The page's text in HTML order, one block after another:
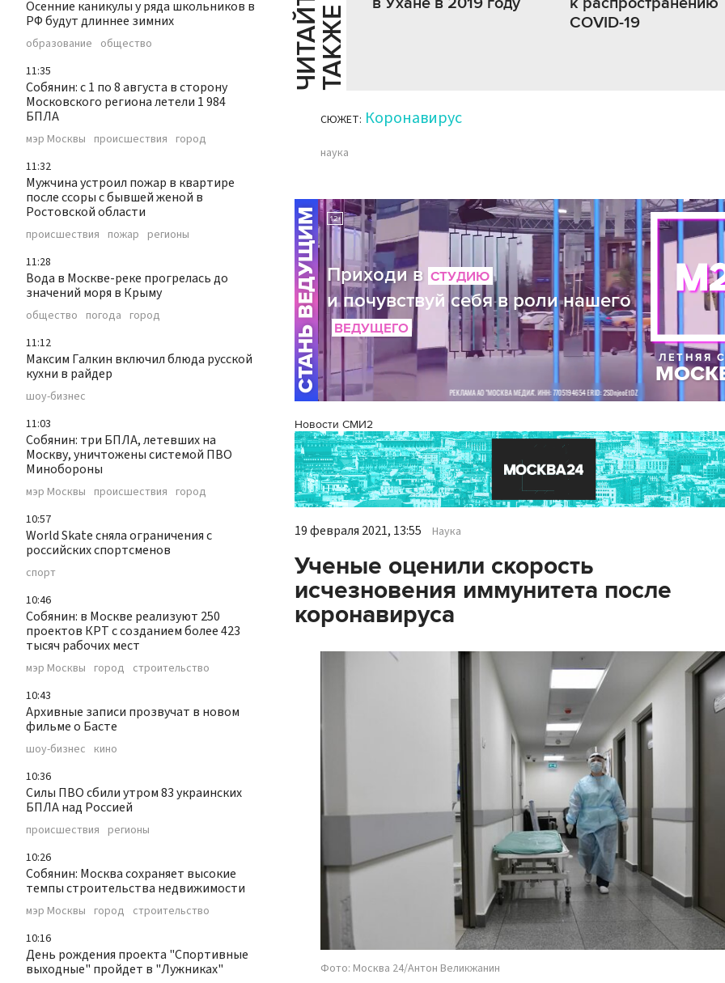
Осенние каникулы у ряда школьников в
РФ будут длиннее зимних
образование общество
11:35
Собянин: с 1 по 8 августа в сторону
Московского региона летели 1 984
БПЛА
мэр Москвы происшествия город
11:32
Мужчина устроил пожар в квартире
после ссоры с бывшей женой в
Ростовской области
происшествия пожар регионы
11:28
Вода в Москве-реке прогрелась до
значений моря в Крыму
общество погода город
11:12
Максим Галкин включил блюда русской
кухни в райдер
шоу-бизнес
11:03
Собянин: три БПЛА, летевших на
Москву, уничтожены системой ПВО
Минобороны
мэр Москвы происшествия город
10:57
World Skate сняла ограничения с
российских спортсменов
спорт
10:46
Собянин: в Москве реализуют 250
проектов КРТ с созданием более 423
тысяч рабочих мест
мэр Москвы город строительство
10:43
Архивные записи прозвучат в новом
фильме о Басте
шоу-бизнес кино
10:36
Силы ПВО сбили утром 83 украинских
БПЛА над Россией
происшествия регионы
10:26
Собянин: Москва сохраняет высокие
темпы строительства недвижимости
мэр Москвы город строительство
10:16
День рождения проекта "Спортивные
выходные" пройдет в "Лужниках"
Ч
И
Т
АЙ
Т
Е
Т
А
К
ЖЕ
COVID-19
СЮЖЕТ: Коронавирус
наука
Новости СМИ2
19 февраля 2021, 13:55 Наука
Ученые оценили скорость
исчезновения иммунитета после
коронавируса
Фото: Москва 24/Антон Великжанин